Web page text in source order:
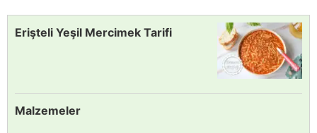
Erişteli Yeşil Mercimek Tarifi
Malzemeler